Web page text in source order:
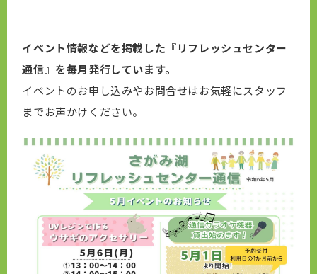
イベント情報などを掲載した『リフレッシュセンター
通信』を毎月発行しています。
イベントのお申し込みやお問合せはお気軽にスタッフ
までお声かけください。